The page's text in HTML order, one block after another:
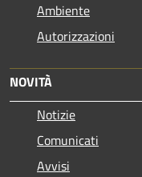
Ambiente
Autorizzazioni
NOVITÀ
Notizie
Comunicati
Avvisi